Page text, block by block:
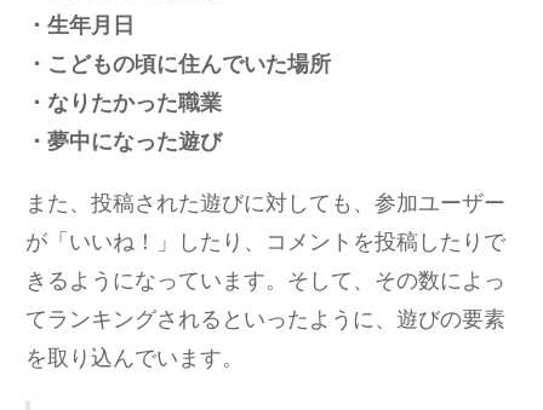
・生年月日
・こどもの頃に住んでいた場所
・なりたかった職業
・夢中になった遊び
また、投稿された遊びに対しても、参加ユーザー
が「いいね！」したり、コメントを投稿したりで
きるようになっています。そして、その数によっ
てランキングされるといったように、遊びの要素
を取り込んでいます。